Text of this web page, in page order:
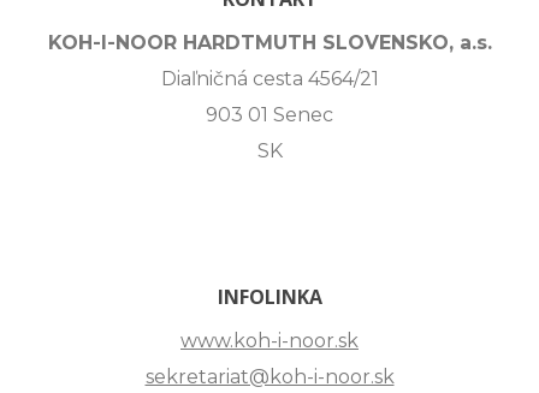
KOH-I-NOOR HARDTMUTH SLOVENSKO, a.s.
Diaľničná cesta 4564/21
903 01 Senec
SK
INFOLINKA
www.koh-i-noor.sk
sekretariat@koh-i-noor.sk